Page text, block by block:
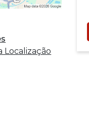
Localização